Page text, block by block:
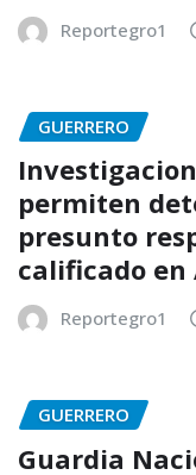
Reportegro1
GUERRERO
permiten
presunto
calificado en
Reportegro1
GUERRERO
Guardia